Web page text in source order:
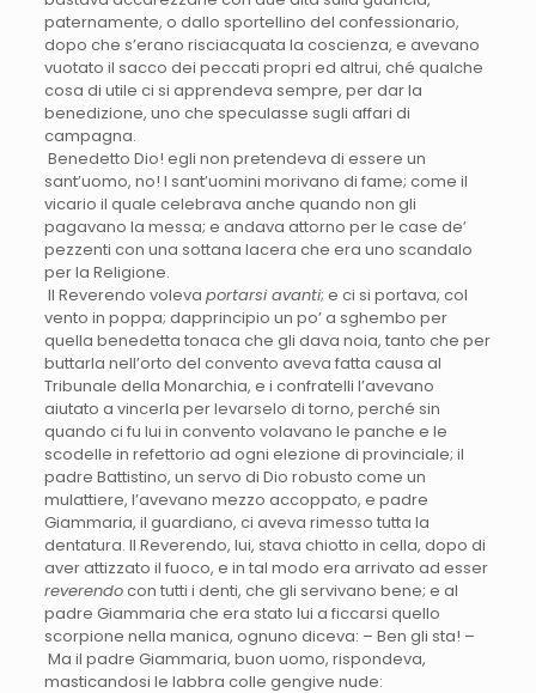
paternamente, o dallo sportellino del confessionario,
dopo che s’erano risciacquata la coscienza, e avevano
vuotato il sacco dei peccati propri ed altrui, ché qualche
cosa di utile ci si apprendeva sempre, per dar la
benedizione, uno che speculasse sugli affari di
campagna.
Benedetto Dio! egli non pretendeva di essere un
sant’uomo, no! I sant’uomini morivano di fame; come il
vicario il quale celebrava anche quando non gli
pagavano la messa; e andava attorno per le case de’
pezzenti con una sottana lacera che era uno scandalo
per la Religione.
Il Reverendo voleva portarsi avanti; e ci si portava, col
vento in poppa; dapprincipio un po’ a sghembo per
quella benedetta tonaca che gli dava noia, tanto che per
buttarla nell’orto del convento aveva fatta causa al
Tribunale della Monarchia, e i confratelli l’avevano
aiutato a vincerla per levarselo di torno, perché sin
quando ci fu lui in convento volavano le panche e le
scodelle in refettorio ad ogni elezione di provinciale; il
padre Battistino, un servo di Dio robusto come un
mulattiere, l’avevano mezzo accoppato, e padre
Giammaria, il guardiano, ci aveva rimesso tutta la
dentatura. Il Reverendo, lui, stava chiotto in cella, dopo di
aver attizzato il fuoco, e in tal modo era arrivato ad esser
reverendocon tutti i denti, che gli servivano bene; e al
padre Giammaria che era stato lui a ficcarsi quello
scorpione nella manica, ognuno diceva: – Ben gli sta! –
Ma il padre Giammaria, buon uomo, rispondeva,
masticandosi le labbra colle gengive nude: